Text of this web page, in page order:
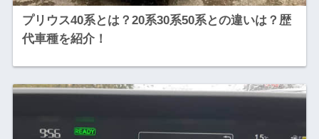
プリウス40系とは？20系30系50系との違いは？歴
代車種を紹介！